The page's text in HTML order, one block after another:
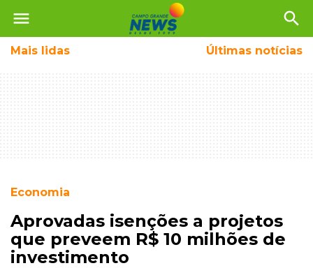
menu search
Mais lidas Últimas notícias
Economia
Aprovadas isenções a projetos
que preveem R$ 10 milhões de
investimento